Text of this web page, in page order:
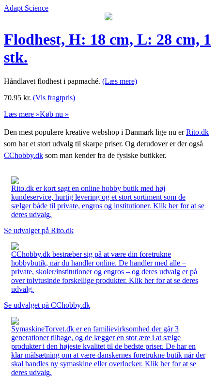
Adapt Science
Flodhest, H: 18 cm, L: 28 cm, 1
stk.
Håndlavet flodhest i papmaché. (Læs mere)
70.95 kr. (Vis fragtpris)
Læs mere »Køb nu »
Den mest populære kreative webshop i Danmark lige nu erRito.dk
som har et stort udvalg til skarpe priser. Og derudover er der også
CChobby.dk som man kender fra de fysiske butikker.
Rito.dk er kort sagt en online hobby butik med høj
kundeservice, hurtig levering og et stort sortiment som de
sælger både til private, engros og institutioner. Klik her for at se
deres udvalg.
Se udvalget på Rito.dk
CChobby.dk bestræber sig på at være din foretrukne
hobbybutik, når du handler online. De handler med alle –
private, skoler/institutioner og engros – og deres udvalg er på
over tolvtusinde forskellige produkter. Klik her for at se deres
udvalg.
Se udvalget på CChobby.dk
SymaskineTorvet.dk er en familievirksomhed der går 3
generationer tilbage, og de lægger en stor ære i at sælge
produkter i den højeste kvalitet til de bedste priser. De har en
klar målsætning om at være danskernes foretrukne butik når der
skal handles ny symaskine eller overlocker. Klik her for at se
deres udvalg.